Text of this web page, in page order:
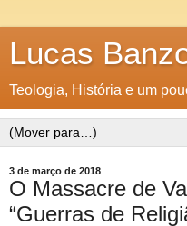
Lucas
Teologia, História e um
3 de março de 2018
O Massacre de
“Guerras de